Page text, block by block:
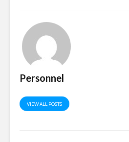
Personnel
VIEW ALL POSTS